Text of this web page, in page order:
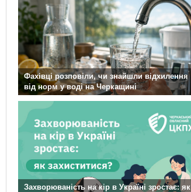
Фахівці розповіли, чи знайшли відхилення
від норм у воді на Черкащині
Захворюваність на кір в Україні зростає: як